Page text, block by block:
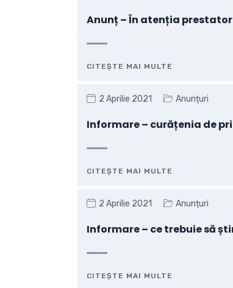
Anunț – În atenția
CITEȘTE MAI MULTE
2 Aprilie 2021 Anunțuri
Informare – curățenia de
CITEȘTE MAI MULTE
2 Aprilie 2021 Anunțuri
Informare – ce trebuie să
CITEȘTE MAI MULTE